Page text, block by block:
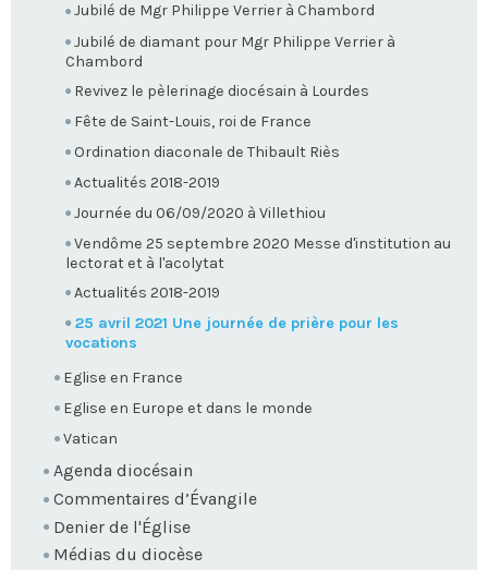
Jubilé de Mgr Philippe Verrier à Chambord
Jubilé de diamant pour Mgr Philippe Verrier à
Chambord
Revivez le pèlerinage diocésain à Lourdes
Fête de Saint-Louis, roi de France
Ordination diaconale de Thibault Riès
Actualités 2018-2019
Journée du 06/09/2020 à Villethiou
Vendôme 25 septembre 2020 Messe d'institution au
lectorat et à l'acolytat
Actualités 2018-2019
25 avril 2021 Une journée de prière pour les
vocations
Eglise en France
Eglise en Europe et dans le monde
Vatican
Agenda diocésain
Commentaires d’Évangile
Denier de l'Église
Médias du diocèse